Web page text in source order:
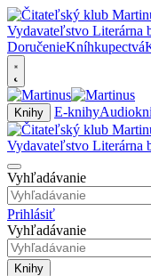
DoručenieKníhkupectvá
Knihy E-knihy
Vyhľadávanie
Prihlásiť
Vyhľadávanie
Knihy